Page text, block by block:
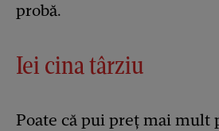
probă.
Iei cina târziu
Poate că pui preț mai mult